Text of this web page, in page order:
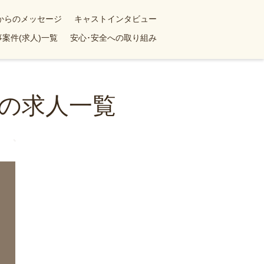
らのメッセージ
キャストインタビュー
案件(求人)一覧 安心･安全への取り組み
求人一覧